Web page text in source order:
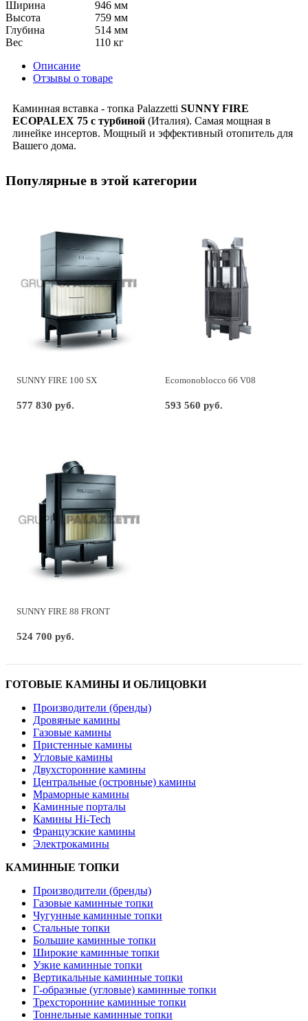
Ширина
946 мм
Высота
759 мм
Глубина
514 мм
Вес
110 кг
Описание
Отзывы о товаре
Каминная вставка - топка Palazzetti SUNNY FIRE
ECOPALEX 75 с турбиной (Италия). Самая мощная в
линейке инсертов. Мощный и эффективный отопитель для
Вашего дома.
Популярные в этой категории
SUNNY FIRE 100 SX
577 830 руб.
Ecomonoblocco 66 V08
593 560 руб.
SUNNY FIRE 88 FRONT
524 700 руб.
ГОТОВЫЕ КАМИНЫ И ОБЛИЦОВКИ
Производители (бренды)
Дровяные камины
Газовые камины
Пристенные камины
Угловые камины
Двухсторонние камины
Центральные (островные) камины
Мраморные камины
Каминные порталы
Камины Hi-Tech
Французские камины
Электрокамины
КАМИННЫЕ ТОПКИ
Производители (бренды)
Газовые каминные топки
Чугунные каминные топки
Стальные топки
Большие каминные топки
Широкие каминные топки
Узкие каминные топки
Вертикальные каминные топки
Г-образные (угловые) каминные топки
Трехсторонние каминные топки
Тоннельные каминные топки